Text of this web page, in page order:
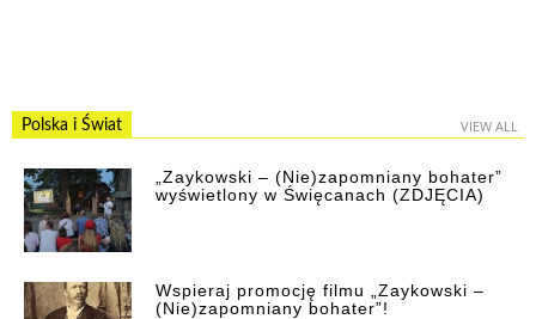
Polska i Świat VIEW ALL
„Zaykowski – (Nie)zapomniany bohater”
wyświetlony w Święcanach (ZDJĘCIA)
Wspieraj promocję filmu „Zaykowski –
(Nie)zapomniany bohater”!